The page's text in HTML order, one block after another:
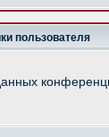
пользователя